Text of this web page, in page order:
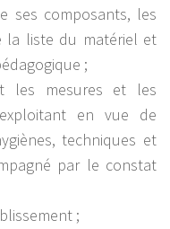
ses composants, les
la liste du matériel et
;
les mesures et les
en vue de
techniques et
par le constat
;